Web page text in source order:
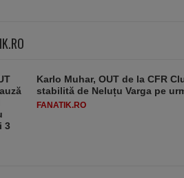
Karlo Muhar, OUT de la CFR
stabilită de Neluțu Varga pe
FANATIK.RO